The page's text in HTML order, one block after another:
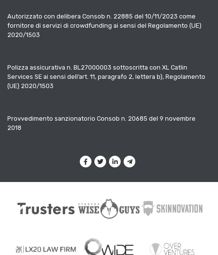
Autorizzato con delibera Consob n. 22885 del 10/11/2023 come
fornitore di servizi di crowdfunding ai sensi del Regolamento (UE)
2020/1503
Polizza assicurativa n. BL27000003 sottoscritta con XL Catlin
Services SE ai sensi dell’art. 11, paragrafo 2, lettera b), Regolamento
(UE) 2020/1503
Provvedimento sanzionatorio Consob n. 20685 del 9 novembre
2018